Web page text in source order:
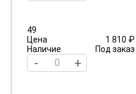
49
Цена
1 810 ₽
Наличие
Под заказ
- +